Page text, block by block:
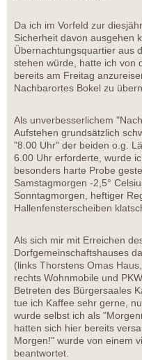
Da ich im Vorfeld zur
Sicherheit davon ausgehen
Übernachtungsquartier aus
stehen würde, hatte ich von
bereits am Freitag
Nachbarortes Bokel zu
Als unverbesserlichem
Aufstehen grundsätzlich
"8.00 Uhr" der beiden o.g.
6.00 Uhr erforderte, wurde
besonders harte Probe
Samstagmorgen -2,5°
Sonntagmorgen, heftiger
Hallenfensterscheiben
Als sich mir mit Erreichen
Dorfgemeinschaftshauses
(links Thorstens Omas
rechts Wohnmobile und
Betreten des Bürgersaales
tue ich Kaffee sehr gerne,
wurde selbst ich als
hatten sich hier bereits
Morgen!" wurde von einem
beantwortet.